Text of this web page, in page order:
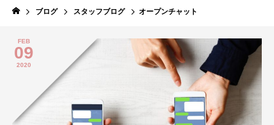
ブログ スタッフブログ オープンチャット
FEB
09
2020